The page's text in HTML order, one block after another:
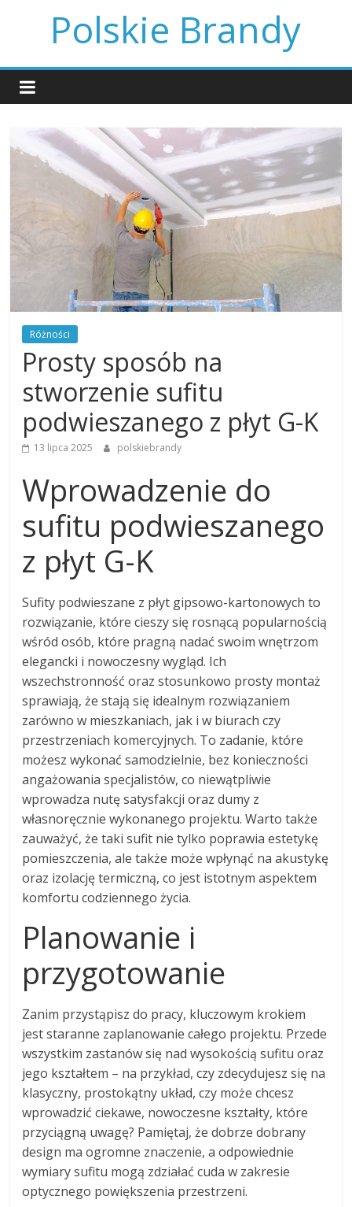
Polskie Brandy
Różności
Prosty sposób na
stworzenie sufitu
podwieszanego z płyt G-K
13 lipca 2025 polskiebrandy
Wprowadzenie do
sufitu podwieszanego
z płyt G-K
Sufity podwieszane z płyt gipsowo-kartonowych to
rozwiązanie, które cieszy się rosnącą popularnością
wśród osób, które pragną nadać swoim wnętrzom
elegancki i nowoczesny wygląd. Ich
wszechstronność oraz stosunkowo prosty montaż
sprawiają, że stają się idealnym rozwiązaniem
zarówno w mieszkaniach, jak i w biurach czy
przestrzeniach komercyjnych. To zadanie, które
możesz wykonać samodzielnie, bez konieczności
angażowania specjalistów, co niewątpliwie
wprowadza nutę satysfakcji oraz dumy z
własnoręcznie wykonanego projektu. Warto także
zauważyć, że taki sufit nie tylko poprawia estetykę
pomieszczenia, ale także może wpłynąć na akustykę
oraz izolację termiczną, co jest istotnym aspektem
komfortu codziennego życia.
Planowanie i
przygotowanie
Zanim przystąpisz do pracy, kluczowym krokiem
jest staranne zaplanowanie całego projektu. Przede
wszystkim zastanów się nad wysokością sufitu oraz
jego kształtem – na przykład, czy zdecydujesz się na
klasyczny, prostokątny układ, czy może chcesz
wprowadzić ciekawe, nowoczesne kształty, które
przyciągną uwagę? Pamiętaj, że dobrze dobrany
design ma ogromne znaczenie, a odpowiednie
wymiary sufitu mogą zdziałać cuda w zakresie
optycznego powiększenia przestrzeni.